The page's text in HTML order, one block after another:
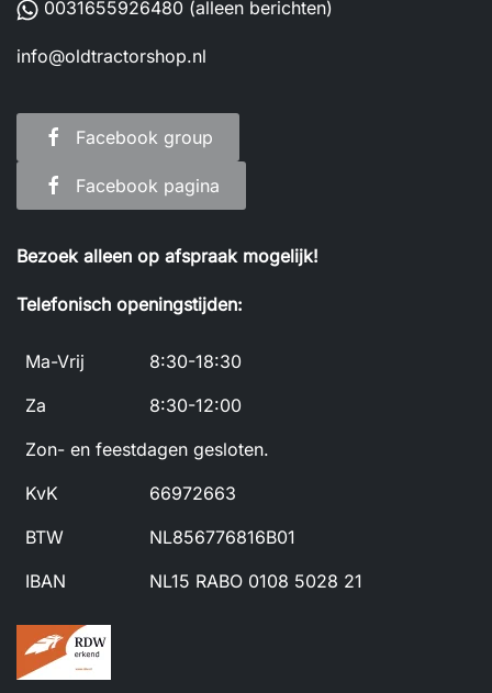
0031655926480 (alleen berichten)
info@oldtractorshop.nl
Facebook group
Facebook pagina
Bezoek alleen op afspraak mogelijk!
Telefonisch openingstijden:
Ma-Vrij
8:30-18:30
Za
8:30-12:00
Zon- en feestdagen gesloten.
KvK
66972663
BTW
NL856776816B01
IBAN
NL15 RABO 0108 5028 21